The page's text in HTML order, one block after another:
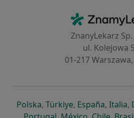
ZnanyLekarz
ul. Kolejowa
01-217
Polskase otevře v nové záložce
, Türkiyese otevře v
, Españase
, Italia,